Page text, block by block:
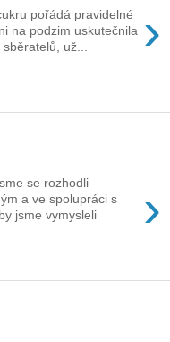
›
pořádá pravidelné
na podzim uskutečnila
už...
›
se rozhodli
a ve spolupráci s
jsme vymysleli